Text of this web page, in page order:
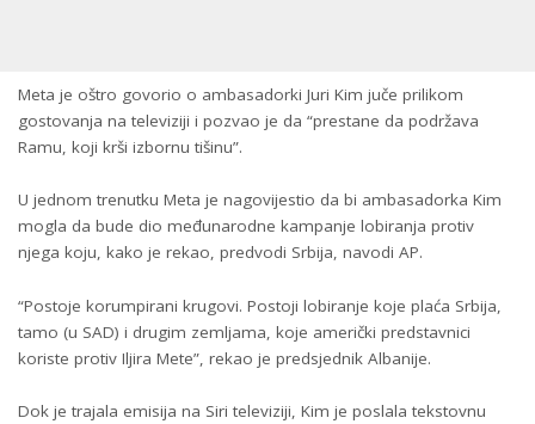
Meta je oštro govorio o ambasadorki Juri Kim juče prilikom
gostovanja na televiziji i pozvao je da “prestane da podržava
Ramu, koji krši izbornu tišinu”.
U jednom trenutku Meta je nagovijestio da bi ambasadorka Kim
mogla da bude dio međunarodne kampanje lobiranja protiv
njega koju, kako je rekao, predvodi Srbija, navodi AP.
“Postoje korumpirani krugovi. Postoji lobiranje koje plaća Srbija,
tamo (u SAD) i drugim zemljama, koje američki predstavnici
koriste protiv Iljira Mete”, rekao je predsjednik Albanije.
Dok je trajala emisija na Siri televiziji, Kim je poslala tekstovnu